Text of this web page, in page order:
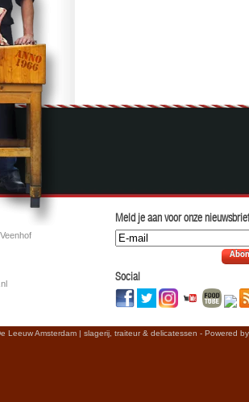
Meld je aan voor onze
Social
Leeuw Amsterdam | slagerij, traiteur & delicatessen - Powered